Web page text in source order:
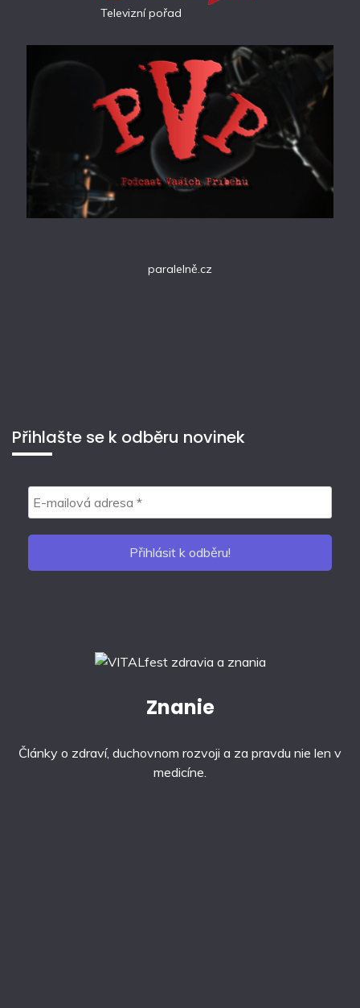
Televizní pořad
paralelně.cz
Přihlašte se k odběru novinek
Znanie
Články o zdraví, duchovnom rozvoji a za pravdu nie len v
medicíne.